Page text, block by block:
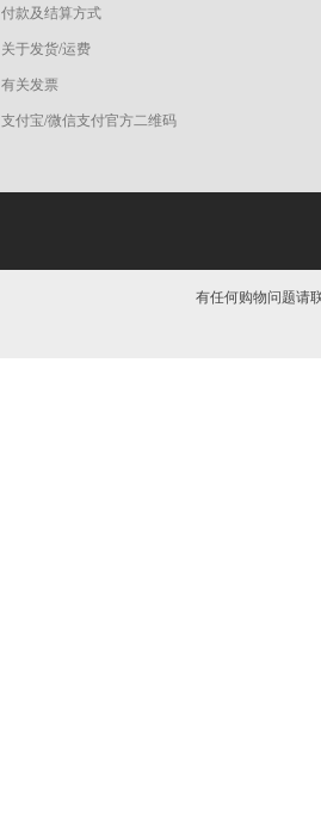
付款及结算方式
关于发货/运费
有关发票
支付宝/微信支付官方二维码
有任何购物问题请